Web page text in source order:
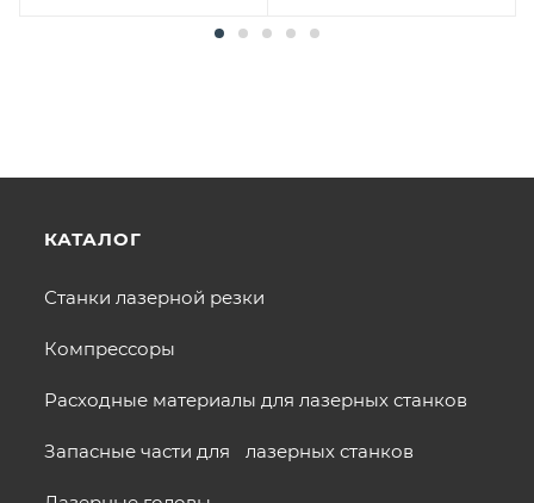
КАТАЛОГ
Станки лазерной резки
Компрессоры
Расходные материалы для лазерных станков
Запасные части для лазерных станков